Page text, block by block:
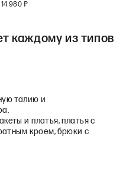
14 980 ₽
каждому из типов
талию и
и платья, платья с
кроем, брюки с